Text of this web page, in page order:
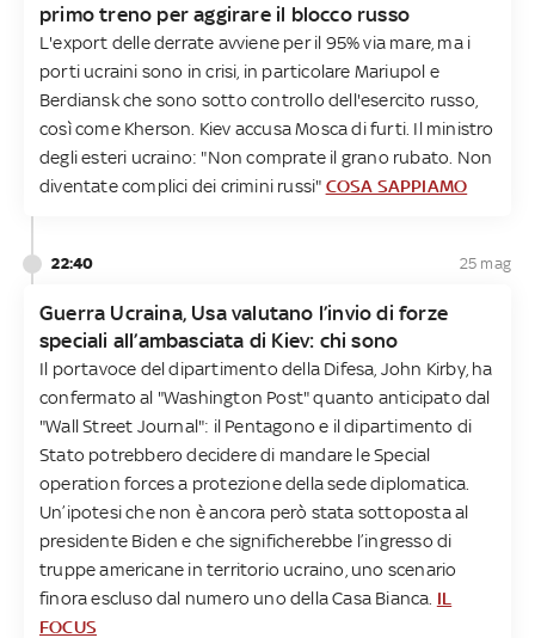
primo treno per aggirare il blocco russo
L'export delle derrate avviene per il 95% via mare, ma i
porti ucraini sono in crisi, in particolare Mariupol e
Berdiansk che sono sotto controllo dell'esercito russo,
così come Kherson. Kiev accusa Mosca di furti. Il ministro
degli esteri ucraino: "Non comprate il grano rubato. Non
diventate complici dei crimini russi" COSA SAPPIAMO
22:40 25 mag
Guerra Ucraina, Usa valutano l’invio di forze
speciali all’ambasciata di Kiev: chi sono
Il portavoce del dipartimento della Difesa, John Kirby, ha
confermato al "Washington Post" quanto anticipato dal
"Wall Street Journal": il Pentagono e il dipartimento di
Stato potrebbero decidere di mandare le Special
operation forces a protezione della sede diplomatica.
Un’ipotesi che non è ancora però stata sottoposta al
presidente Biden e che significherebbe l’ingresso di
truppe americane in territorio ucraino, uno scenario
finora escluso dal numero uno della Casa Bianca. IL
FOCUS